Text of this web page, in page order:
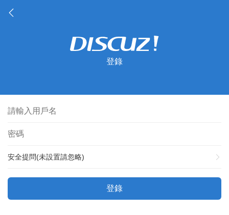
登錄
安全提問(未設置請忽略)
登錄